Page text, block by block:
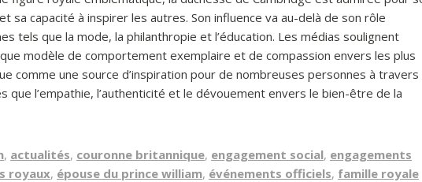
sa capacité à inspirer les autres. Son influence va au-delà de son rôle
tels que la mode, la philanthropie et l’éducation. Les médias soulignent
modèle de comportement exemplaire et de compassion envers les plus
comme une source d’inspiration pour de nombreuses personnes à travers
que l’empathie, l’authenticité et le dévouement envers le bien-être de la
, actualités, couronne britannique, engagement social, engagements
royaux, épouse du prince william, événements officiels, famille royale